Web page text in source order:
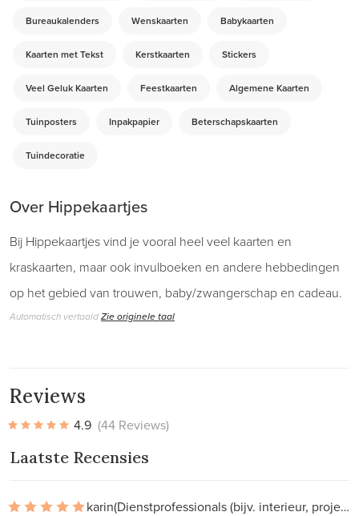
Bureaukalenders Wenskaarten Babykaarten
Kaarten met Tekst Kerstkaarten Stickers
Veel Geluk Kaarten Feestkaarten Algemene Kaarten
Tuinposters Inpakpapier Beterschapskaarten
Tuindecoratie
Over Hippekaartjes
Bij Hippekaartjes vind je vooral heel veel kaarten en
kraskaarten, maar ook invulboeken en andere hebbedingen
op het gebied van trouwen, baby/zwangerschap en cadeau.
Automatisch vertaaldZie originele taal
Reviews
4.9 (44 Reviews)
Laatste Recensies
karin
(Dienstprofessionals (bijv. interieur, projectwerk))